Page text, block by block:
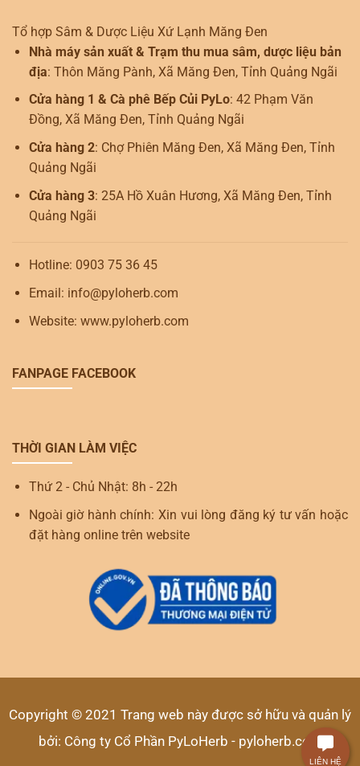
Tổ hợp Sâm & Dược Liệu Xứ Lạnh Măng Đen
Nhà máy sản xuất & Trạm thu mua sâm, dược liệu bản
địa: Thôn Măng Pành, Xã Măng Đen, Tỉnh Quảng Ngãi
Cửa hàng 1 & Cà phê Bếp Củi PyLo: 42 Phạm Văn
Đồng, Xã Măng Đen, Tỉnh Quảng Ngãi
Cửa hàng 2: Chợ Phiên Măng Đen, Xã Măng Đen, Tỉnh
Quảng Ngãi
Cửa hàng 3: 25A Hồ Xuân Hương, Xã Măng Đen, Tỉnh
Quảng Ngãi
Hotline: 0903 75 36 45
Email: info@pyloherb.com
Website: www.pyloherb.com
FANPAGE FACEBOOK
THỜI GIAN LÀM VIỆC
Thứ 2 - Chủ Nhật: 8h - 22h
Ngoài giờ hành chính: Xin vui lòng đăng ký tư vấn hoặc
đặt hàng online trên website
Copyright © 2021 Trang web này được sở hữu và quản lý
bởi: Công ty Cổ Phần PyLoHerb - pyloherb.com
LIÊN HỆ